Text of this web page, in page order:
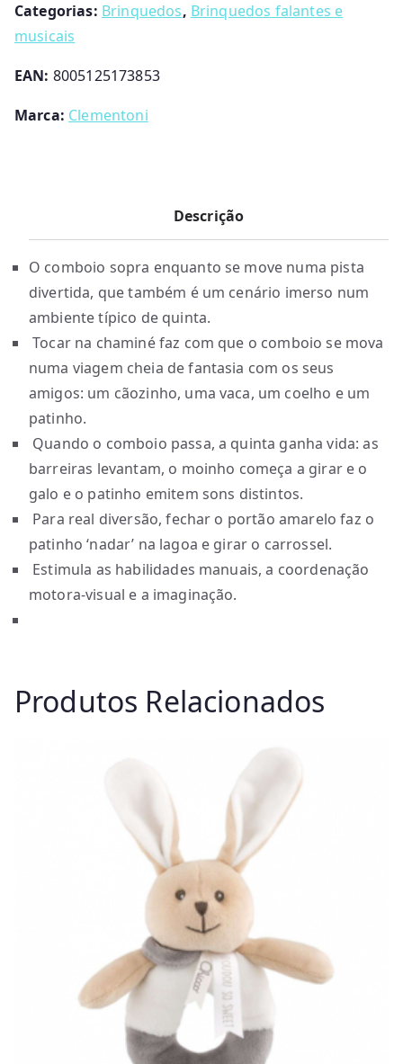
Categorias: Brinquedos, Brinquedos falantes e
musicais
EAN: 8005125173853
Marca: Clementoni
Descrição
O comboio sopra enquanto se move numa pista
divertida, que também é um cenário imerso num
ambiente típico de quinta.
Tocar na chaminé faz com que o comboio se mova
numa viagem cheia de fantasia com os seus
amigos: um cãozinho, uma vaca, um coelho e um
patinho.
Quando o comboio passa, a quinta ganha vida: as
barreiras levantam, o moinho começa a girar e o
galo e o patinho emitem sons distintos.
Para real diversão, fechar o portão amarelo faz o
patinho ‘nadar’ na lagoa e girar o carrossel.
Estimula as habilidades manuais, a coordenação
motora-visual e a imaginação.
Produtos Relacionados